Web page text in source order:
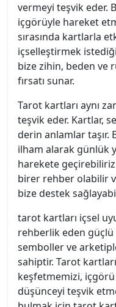
vermeyi teşvik eder.
içgörüyle hareket
sırasında kartlarla
içselleştirmek
bize zihin, beden ve
fırsatı sunar.
Tarot kartları aynı
teşvik eder. Kartlar,
derin anlamlar taşır.
ilham alarak günlük
harekete
birer rehber olabilir
bize destek
tarot kartları içsel
rehberlik eden güçlü
semboller ve
sahiptir. Tarot
keşfetmemizi, içgörü
düşünceyi teşvik